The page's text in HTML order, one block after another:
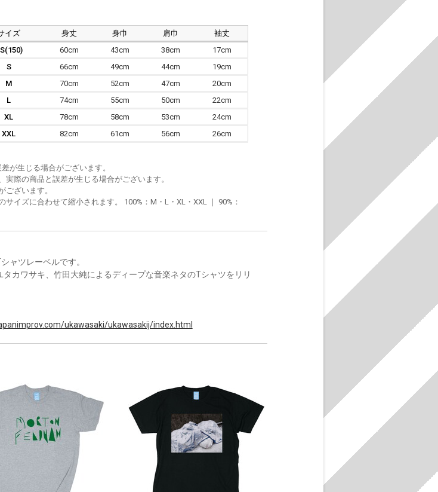
イズ 身丈 身巾 肩巾
袖丈
60cm 43cm 38cm
17cm
S
66cm 49cm 44cm
19cm
M
70cm 52cm 47cm
20cm
L
74cm 55cm 50cm
22cm
XL
78cm 58cm 53cm
24cm
XXL
82cm 61cm 56cm 26cm
が生じる場合がございます。
際の商品と誤差が生じる場合がございます。
ざいます。
イズに合わせて縮小されます。 100%：M・L・XL・XXL ｜ 90%：
ャツレーベルです。
カワサキ、竹田大純によるディープな音楽ネタのTシャツをリリ
ukawasaki/ukawasakij/index.html